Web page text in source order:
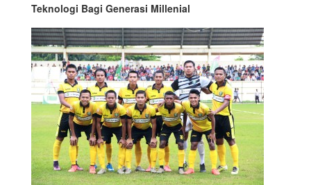
Teknologi Bagi Generasi Millenial